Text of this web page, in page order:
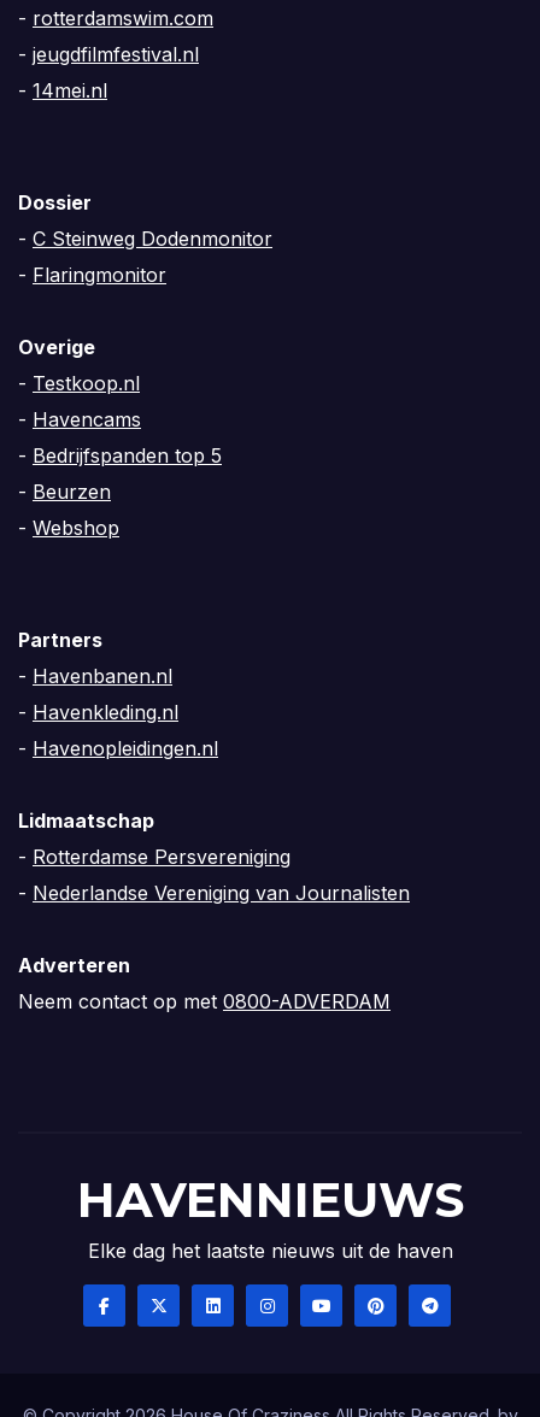
- rotterdamswim.com
- jeugdfilmfestival.nl
- 14mei.nl
Dossier
- C Steinweg Dodenmonitor
- Flaringmonitor
Overige
- Testkoop.nl
- Havencams
- Bedrijfspanden top 5
- Beurzen
- Webshop
Partners
- Havenbanen.nl
- Havenkleding.nl
- Havenopleidingen.nl
Lidmaatschap
- Rotterdamse Persvereniging
- Nederlandse Vereniging van Journalisten
Adverteren
Neem contact op met 0800-ADVERDAM
HAVENNIEUWS
Elke dag het laatste nieuws uit de haven